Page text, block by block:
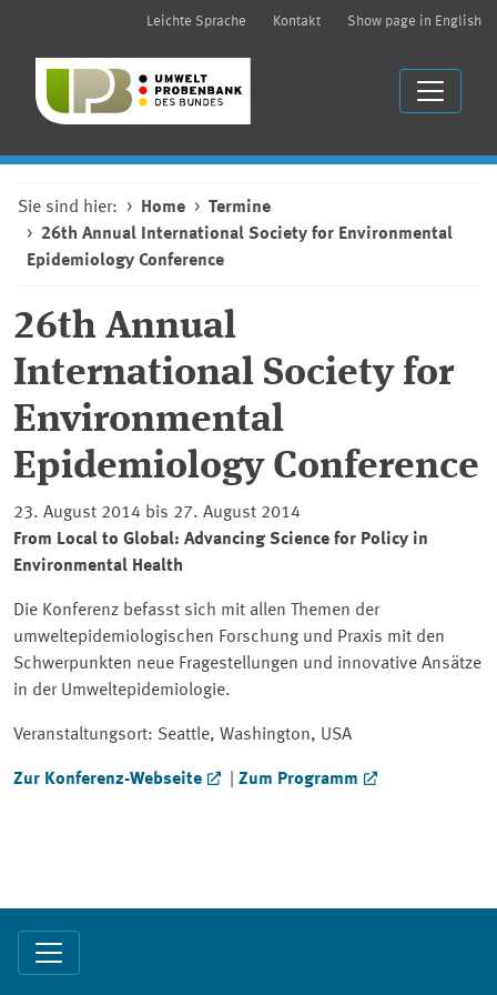
Leichte Sprache Kontakt Show page in English
Sie sind hier: Home
Termine
26th Annual International Society for Environmental
Epidemiology Conference
26th Annual
International Society for
Environmental
Epidemiology Conference
23. August 2014 bis 27. August 2014
From Local to Global: Advancing Science for Policy in
Environmental Health
Die Konferenz befasst sich mit allen Themen der
umweltepidemiologischen Forschung und Praxis mit den
Schwerpunkten neue Fragestellungen und innovative Ansätze
in der Umweltepidemiologie.
Veranstaltungsort: Seattle, Washington, USA
Zur Konferenz-Webseite Zum Programm